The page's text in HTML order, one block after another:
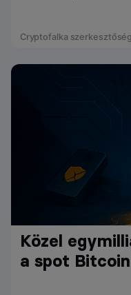
Cryptofalka
Közel
a spot